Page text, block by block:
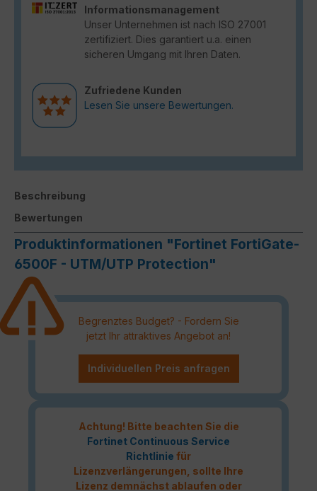
Informationsmanagement
Unser Unternehmen ist nach ISO 27001
zertifiziert. Dies garantiert u.a. einen
sicheren Umgang mit Ihren Daten.
Zufriedene Kunden
Lesen Sie unsere Bewertungen.
Beschreibung
Bewertungen
Produktinformationen "Fortinet FortiGate-
6500F - UTM/UTP Protection"
Begrenztes Budget? - Fordern Sie
jetzt Ihr attraktives Angebot an!
Individuellen Preis anfragen
Achtung! Bitte beachten Sie die
Fortinet Continuous Service
Richtlinie für
Lizenzverlängerungen, sollte Ihre
Lizenz demnächst ablaufen oder